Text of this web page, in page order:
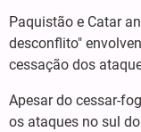
Paquistão e Catar
desconflito"
cessação dos
Apesar do cessar-
os ataques no sul